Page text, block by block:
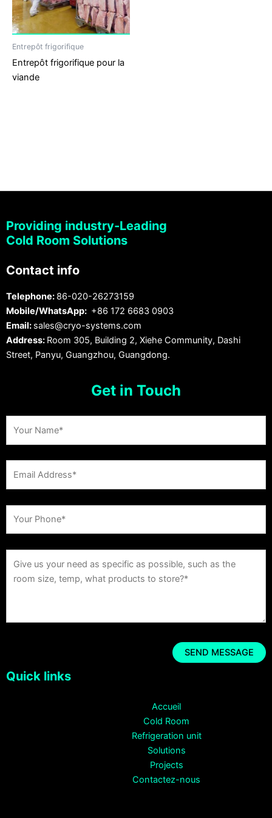
Entrepôt frigorifique
Entrepôt frigorifique pour la
viande
Providing industry-Leading
Cold Room Solutions
Contact info
Telephone: 86-020-26273159
Mobile/WhatsApp: +86 172 6683 0903
Email: sales@cryo-systems.com
Address: Room 305, Building 2, Xiehe Community, Dashi
Street, Panyu, Guangzhou, Guangdong.
Get in Touch
Quick links
Accueil
Cold Room
Refrigeration unit
Solutions
Projects
Contactez-nous